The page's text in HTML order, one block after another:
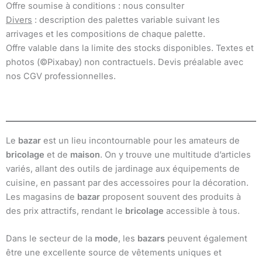
Offre soumise à conditions : nous consulter
Divers : description des palettes variable suivant les
arrivages et les compositions de chaque palette.
Offre valable dans la limite des stocks disponibles. Textes et
photos (©Pixabay) non contractuels. Devis préalable avec
nos CGV professionnelles.
Le bazar est un lieu incontournable pour les amateurs de
bricolage et de maison. On y trouve une multitude d’articles
variés, allant des outils de jardinage aux équipements de
cuisine, en passant par des accessoires pour la décoration.
Les magasins de bazar proposent souvent des produits à
des prix attractifs, rendant le bricolage accessible à tous.
Dans le secteur de la mode, les bazars peuvent également
être une excellente source de vêtements uniques et